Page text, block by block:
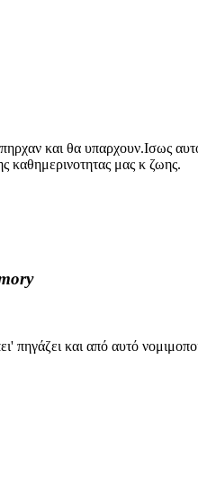
και θα υπαρχουν.Ισως
καθημερινοτητας μας κ ζωης.
πηγάζει και από αυτό